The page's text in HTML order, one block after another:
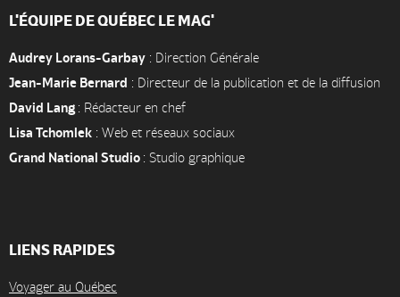
L'ÉQUIPE DE QUÉBEC LE MAG'
Audrey Lorans-Garbay : Direction Générale
Jean-Marie Bernard : Directeur de la publication et de la diffusion
David Lang : Rédacteur en chef
Lisa Tchomlek : Web et réseaux sociaux
Grand National Studio : Studio graphique
LIENS RAPIDES
Voyager au Québec